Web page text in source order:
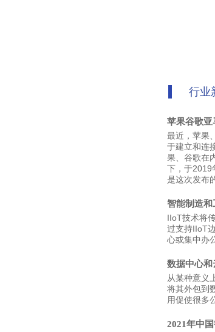
行业
苹果谷歌亚
最近，苹果
于建立和连
果、谷歌在
下，于2019
是这次发布
智能制造和
IIoT技术将
过支持IIoT
心或集中办
数据中心和
从某种意义
将其外包到
用促使很多
2021年中